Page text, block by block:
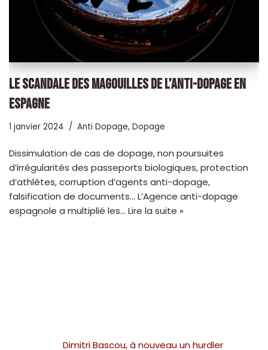
LE SCANDALE DES MAGOUILLES DE L’ANTI-DOPAGE EN
ESPAGNE
1 janvier 2024 Anti Dopage, Dopage
Dissimulation de cas de dopage, non poursuites
d’irrégularités des passeports biologiques, protection
d’athlètes, corruption d’agents anti-dopage,
falsification de documents… L’Agence anti-dopage
espagnole a multiplié les… Lire la suite »
Dimitri Bascou, à nouveau un hurdler